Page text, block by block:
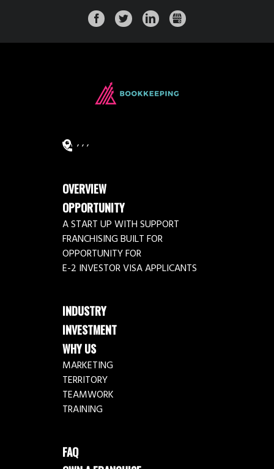
FACEBOOKTWITTER LINKEDINGMB
,, ,
OVERVIEW
OPPORTUNITY
A START UP WITH SUPPORT
FRANCHISING BUILT FOR
OPPORTUNITY FOR
E-2 INVESTOR VISA APPLICANTS
INDUSTRY
INVESTMENT
WHY US
MARKETING
TERRITORY
TEAMWORK
TRAINING
FAQ